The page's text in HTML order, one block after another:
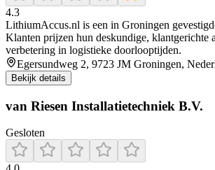
4.3
LithiumAccus.nl is een in Groningen
Klanten prijzen hun deskundige, klantgerichte
verbetering in logistieke doorlooptijden.
Egersundweg 2, 9723 JM Groningen,
Bekijk details
van Riesen Installatietechniek B.V.
Gesloten